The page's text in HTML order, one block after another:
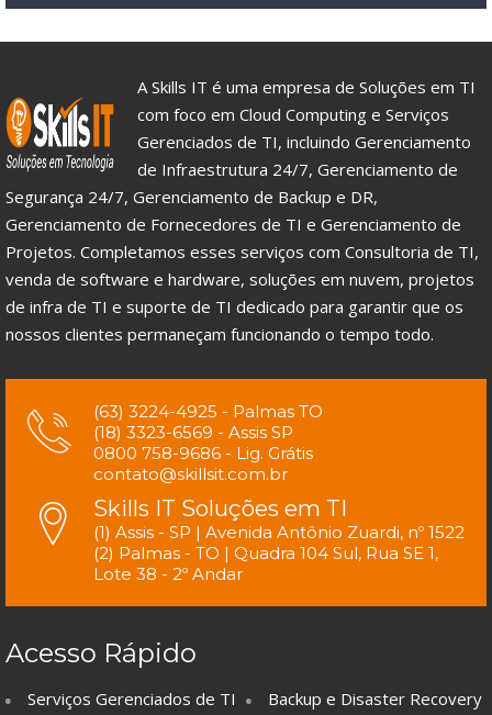
A Skills IT é uma empresa de Soluções em TI
com foco em Cloud Computing e Serviços
Gerenciados de TI, incluindo Gerenciamento
de Infraestrutura 24/7, Gerenciamento de
Segurança 24/7, Gerenciamento de Backup e DR,
Gerenciamento de Fornecedores de TI e Gerenciamento de
Projetos. Completamos esses serviços com Consultoria de TI,
venda de software e hardware, soluções em nuvem, projetos
de infra de TI e suporte de TI dedicado para garantir que os
nossos clientes permaneçam funcionando o tempo todo.
(63) 3224-4925 - Palmas TO
(18) 3323-6569 - Assis SP
0800 758-9686 - Lig. Grátis
contato@skillsit.com.br
Skills IT Soluções em TI
(1) Assis - SP | Avenida Antônio Zuardi, nº 1522
(2) Palmas - TO | Quadra 104 Sul, Rua SE 1,
Lote 38 - 2º Andar
Acesso Rápido
Serviços Gerenciados de TI
Backup e Disaster Recovery